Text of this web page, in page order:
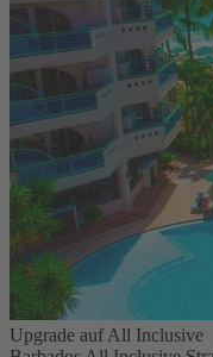
Upgrade auf All Inclusive